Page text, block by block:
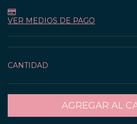
VER MEDIOS DE PAGO
CANTIDAD